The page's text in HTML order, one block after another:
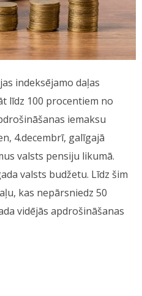
indeksējamo daļas
līdz 100 procentiem no
iemaksu
4.decembrī, galīgajā
valsts pensiju likumā.
valsts budžetu. Līdz šim
kas nepārsniedz 50
vidējās apdrošināšanas